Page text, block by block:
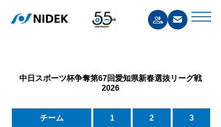
中日スポーツ杯争奪第67回愛知県新春選抜リーグ戦
2026
チーム 1 2 3